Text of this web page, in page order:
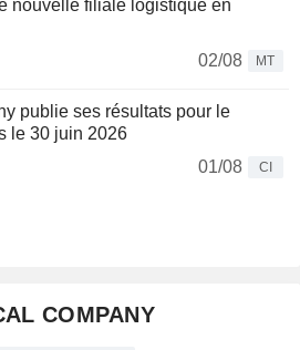
nouvelle filiale logistique en
02/08
MT
publie ses résultats pour le
le 30 juin 2026
01/08
CI
COMPANY